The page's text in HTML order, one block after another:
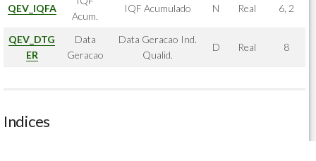
QEV_IQFA
Acum.
IQF Acumulado N Real 6, 2
QEV_DTG
ER
Data
Geracao
Data Geracao Ind.
Qualid.
D Real 8
Indices